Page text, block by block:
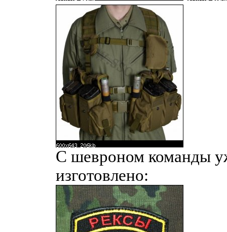
С шевроном команды
изготовлено: